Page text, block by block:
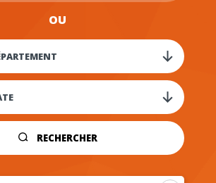
OU
RECHERCHER